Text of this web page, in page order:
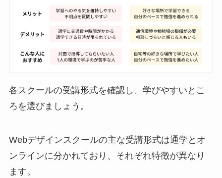
各スクールの受講形式を確認し、学びやすいとこ
ろを選びましょう。
Webデザインスクールの主な受講形式は通学とオ
ンラインに分かれており、それぞれ特徴が異なり
ます。